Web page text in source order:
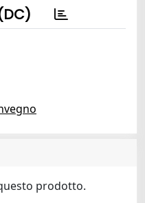
prodotto.